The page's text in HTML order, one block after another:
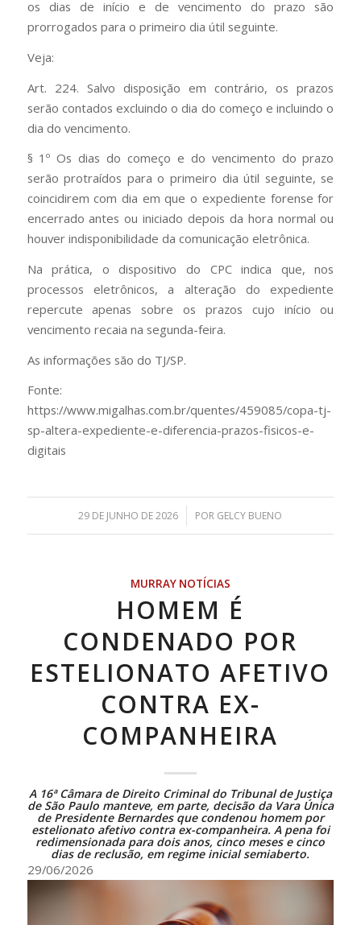
os dias de início e de vencimento do prazo são
prorrogados para o primeiro dia útil seguinte.
Veja:
Art. 224. Salvo disposição em contrário, os prazos
serão contados excluindo o dia do começo e incluindo o
dia do vencimento.
§ 1º Os dias do começo e do vencimento do prazo
serão protraídos para o primeiro dia útil seguinte, se
coincidirem com dia em que o expediente forense for
encerrado antes ou iniciado depois da hora normal ou
houver indisponibilidade da comunicação eletrônica.
Na prática, o dispositivo do CPC indica que, nos
processos eletrônicos, a alteração do expediente
repercute apenas sobre os prazos cujo início ou
vencimento recaia na segunda-feira.
As informações são do TJ/SP.
Fonte:
https://www.migalhas.com.br/quentes/459085/copa-tj-
sp-altera-expediente-e-diferencia-prazos-fisicos-e-
digitais
29 DE JUNHO DE 2026
/ POR GELCY BUENO
MURRAY NOTÍCIAS
HOMEM É
CONDENADO POR
ESTELIONATO AFETIVO
CONTRA EX-
COMPANHEIRA
A 16ª Câmara de Direito Criminal do Tribunal de Justiça
de São Paulo manteve, em parte, decisão da Vara Única
de Presidente Bernardes que condenou homem por
estelionato afetivo contra ex-companheira. A pena foi
redimensionada para dois anos, cinco meses e cinco
dias de reclusão, em regime inicial semiaberto.
29/06/2026